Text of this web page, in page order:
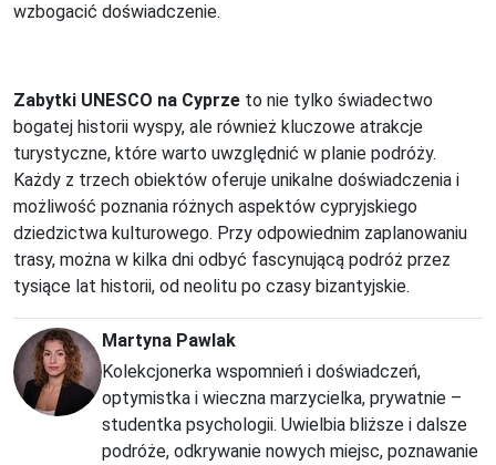
wzbogacić doświadczenie.
Zabytki UNESCO na Cyprze to nie tylko świadectwo
bogatej historii wyspy, ale również kluczowe atrakcje
turystyczne, które warto uwzględnić w planie podróży.
Każdy z trzech obiektów oferuje unikalne doświadczenia i
możliwość poznania różnych aspektów cypryjskiego
dziedzictwa kulturowego. Przy odpowiednim zaplanowaniu
trasy, można w kilka dni odbyć fascynującą podróż przez
tysiące lat historii, od neolitu po czasy bizantyjskie.
Martyna Pawlak
Kolekcjonerka wspomnień i doświadczeń,
optymistka i wieczna marzycielka, prywatnie –
studentka psychologii. Uwielbia bliższe i dalsze
podróże, odkrywanie nowych miejsc, poznawanie